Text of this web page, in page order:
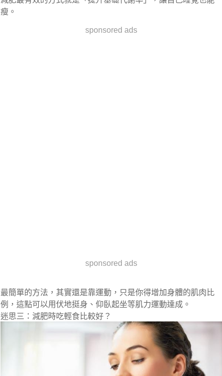
瘦。
sponsored ads
sponsored ads
最簡單的方法，其實還是靠運動，只是你得增加身體的肌肉比
例，這點可以用伏地挺身、仰臥起坐等肌力運動達成。
迷思三：減肥時吃輕食比較好？